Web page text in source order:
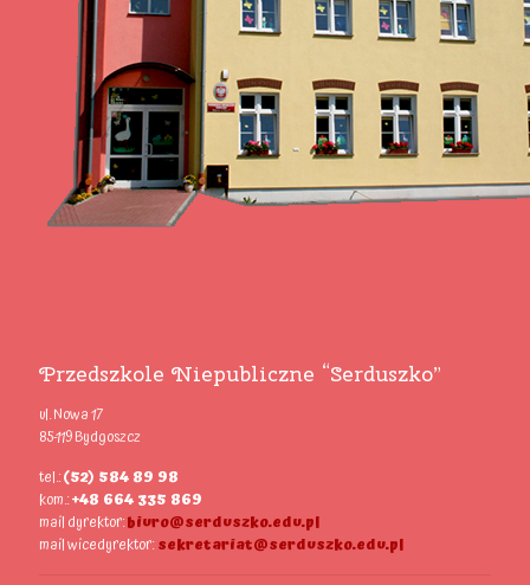
Przedszkole Niepubliczne “Serduszko”
ul. Nowa 17
85-119 Bydgoszcz
tel.:(52) 584 89 98
kom.:+48 664 335 869
mail dyrektor:biuro@serduszko.edu.pl
mail wicedyrektor:sekretariat@serduszko.edu.pl